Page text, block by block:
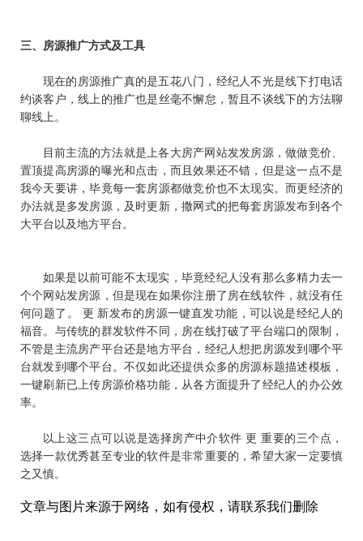
三、 房源推广方式及工具
现在的房源推广真的是五花八门，经纪人不光是线下打电话
约谈客户，线上的推广也是丝毫不懈怠，暂且不谈线下的方法聊
聊线上。
目前主流的方法就是上各大房产网站发发房源，做做竞价、
置顶提高房源的曝光和点击，而且效果还不错，但是这一点不是
我今天要讲，毕竟每一套房源都做竞价也不太现实。而更经济的
办法就是多发房源，及时更新，撒网式的把每套房源发布到各个
大平台以及地方平台。
如果是以前可能不太现实，毕竟经纪人没有那么多精力去一
个个网站发房源，但是现在如果你注册了房在线软件，就没有任
何问题了。 更 新发布的房源一键直发功能，可以说是经纪人的
福音。与传统的群发软件不同，房在线打破了平台端口的限制，
不管是主流房产平台还是地方平台，经纪人想把房源发到哪个平
台就发到哪个平台。不仅如此还提供众多的房源标题描述模板，
一键刷新已上传房源价格功能，从各方面提升了经纪人的办公效
率。
以上这三点可以说是选择房产中介软件 更 重要的三个点，
选择一款优秀甚至专业的软件是非常重要的，希望大家一定要慎
之又慎。
文章与图片来源于网络，如有侵权，请联系我们删除